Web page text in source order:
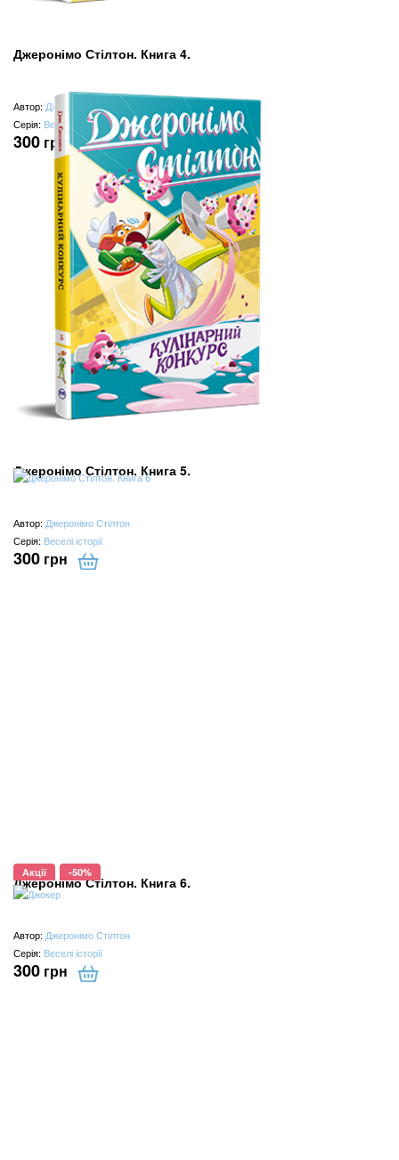
Джеронімо Стілтон. Книга 4.
Автор: Джеронімо Стілтон
Серія: Веселі історії
300 грн
Джеронімо Стілтон. Книга 5.
Автор: Джеронімо Стілтон
Серія: Веселі історії
300 грн
Джеронімо Стілтон. Книга 6.
Автор: Джеронімо Стілтон
Серія: Веселі історії
300 грн
Акції -50%